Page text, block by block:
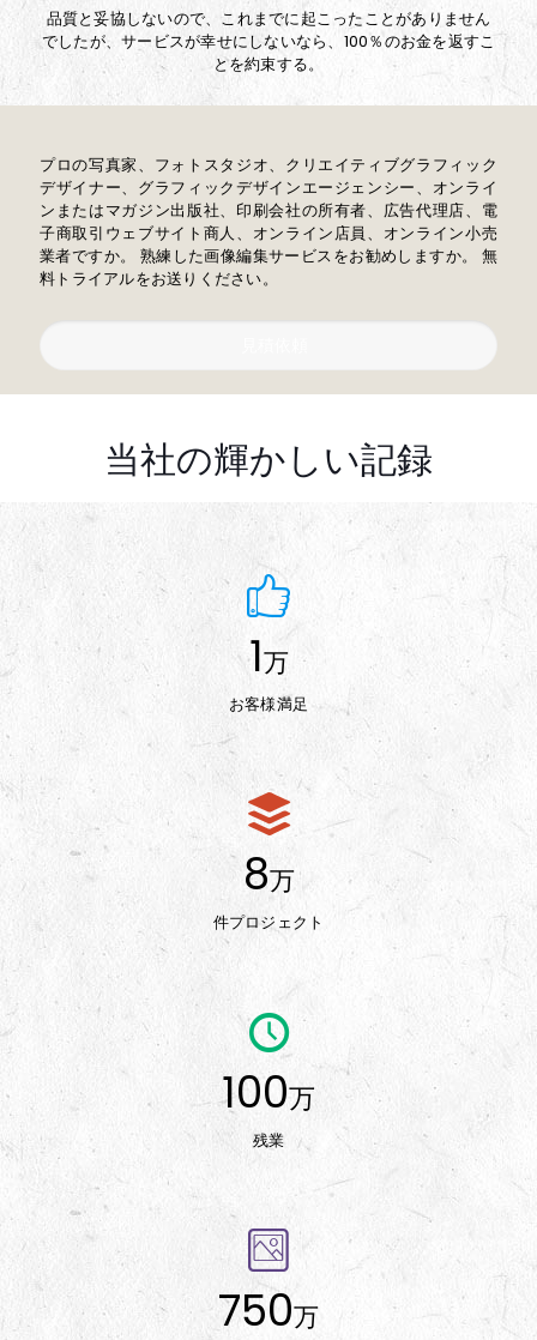
品質と妥協しないので、これまでに起こったことがありません
でしたが、サービスが幸せにしないなら、100％のお金を返すこ
とを約束する。
プロの写真家、フォトスタジオ、クリエイティブグラフィック
デザイナー、グラフィックデザインエージェンシー、オンライ
ンまたはマガジン出版社、印刷会社の所有者、広告代理店、電
子商取引ウェブサイト商人、オンライン店員、オンライン小売
業者ですか。 熟練した画像編集サービスをお勧めしますか。 無
料トライアルをお送りください。
当社の輝かしい記録
1万
お客様満足
8万
件プロジェクト
100万
残業
750万